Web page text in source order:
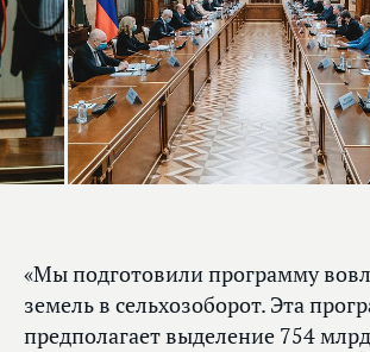
«Мы подготовили программу
земель в сельхозоборот. Эта
предполагает выделение 754